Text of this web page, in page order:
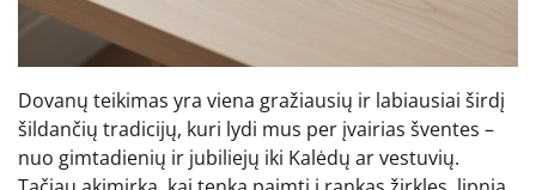
Dovanų teikimas yra viena gražiausių ir labiausiai širdį
šildančių tradicijų, kuri lydi mus per įvairias šventes –
nuo gimtadienių ir jubiliejų iki Kalėdų ar vestuvių.